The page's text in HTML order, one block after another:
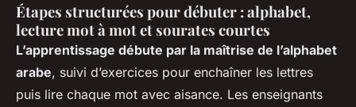
Étapes structurées pour débuter : alphabet,
lecture mot à mot et sourates courtes
L’apprentissage débute par la maîtrise de l’alphabet
arabe, suivi d’exercices pour enchaîner les lettres
puis lire chaque mot avec aisance. Les enseignants